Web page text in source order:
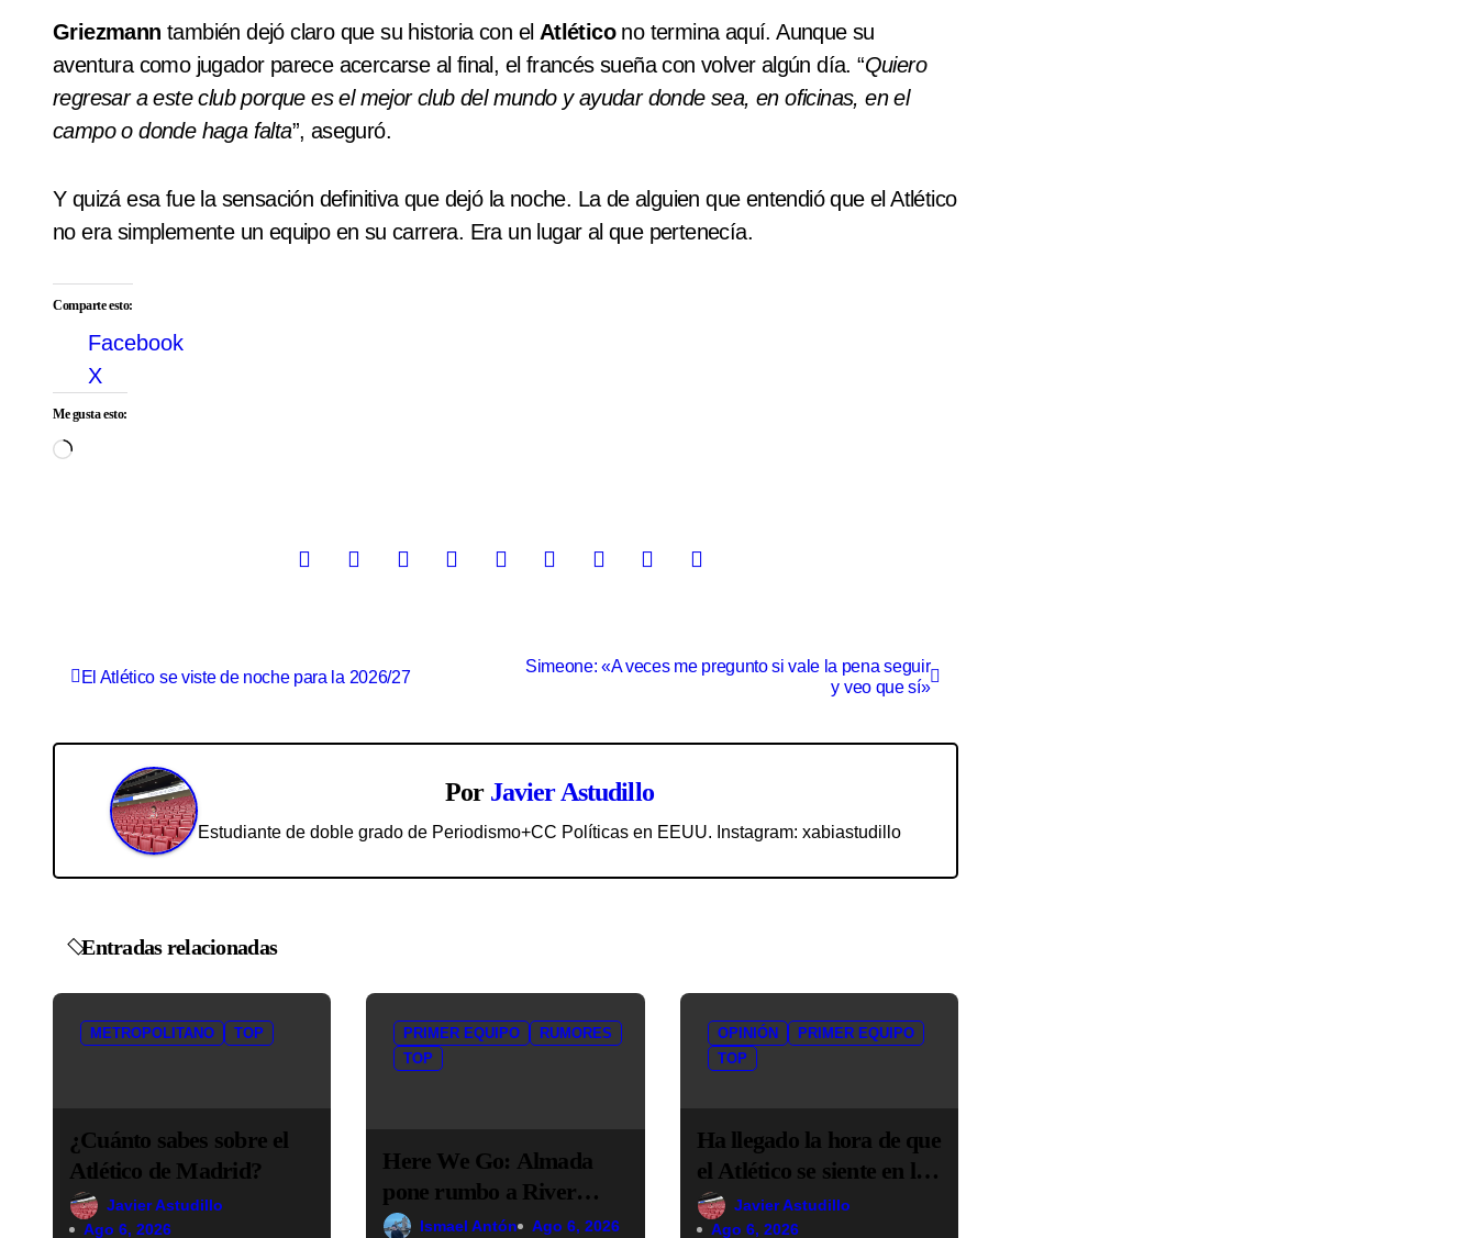
Griezmann también dejó claro que su historia con el Atlético no termina aquí. Aunque su
aventura como jugador parece acercarse al final, el francés sueña con volver algún día. “Quiero
regresar a este club porque es el mejor club del mundo y ayudar donde sea, en oficinas, en el
campo o donde haga falta”, aseguró.
Y quizá esa fue la sensación definitiva que dejó la noche. La de alguien que entendió que el Atlético
no era simplemente un equipo en su carrera. Era un lugar al que pertenecía.
Comparte esto:
Facebook
X
Me gusta esto:
Cargando...
N
v
a
El Atlético se viste de noche para la 2026/27
Simeone: «A veces me pregunto si vale la pena seguir
y veo que sí»
Por Javier Astudillo
Estudiante de doble grado de Periodismo+CC Políticas en EEUU. Instagram: xabiastudillo
Entradas relacionadas
METROPOLITANO TOP
¿Cuánto sabes sobre el
Atlético de Madrid?
Javier Astudillo
Ago 6, 2026
PRIMER EQUIPO
RUMORES
TOP
Here We Go: Almada
pone rumbo a River
Plate por 20 millones de
Ismael Antón Ago 6, 2026
OPINIÓN
PRIMER EQUIPO
TOP
Ha llegado la hora de que
el Atlético se siente en la
mesa de los grandes
Javier Astudillo
Ago 6, 2026